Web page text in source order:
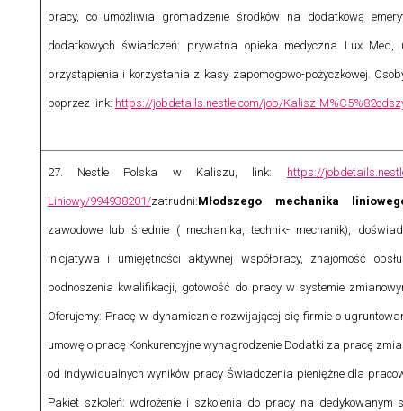
pracy, co umożliwia gromadzenie środków na dodatkową
dodatkowych świadczeń: prywatna opieka medyczna Lux Med,
przystąpienia i korzystania z kasy zapomogowo-pożyczkowej.
poprzez link: https://jobdetails.nestle.com/job/Kalisz-
27. Nestle Polska w Kaliszu, link: https://
Liniowy/994938201/zatrudni:Młodszego mechanika
zawodowe lub średnie ( mechanika, technik- mechanik),
inicjatywa i umiejętności aktywnej współpracy, znajomość
podnoszenia kwalifikacji, gotowość do pracy w systemie
Oferujemy: Pracę w dynamicznie rozwijającej się firmie o
umowę o pracę Konkurencyjne wynagrodzenie Dodatki za pracę
od indywidualnych wyników pracy Świadczenia pieniężne dla
Pakiet szkoleń: wdrożenie i szkolenia do pracy na dedykowanym